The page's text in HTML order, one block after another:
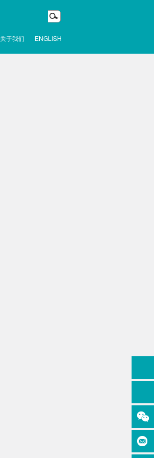
关于我们 ENGLISH